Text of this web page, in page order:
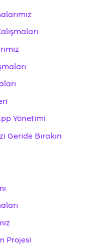
Yönetimi
Geride Bırakın
Projesi